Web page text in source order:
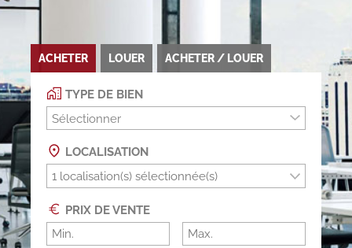
ACHETER LOUER ACHETER / LOUER
TYPE DE BIEN
Sélectionner
LOCALISATION
PRIX DE VENTE